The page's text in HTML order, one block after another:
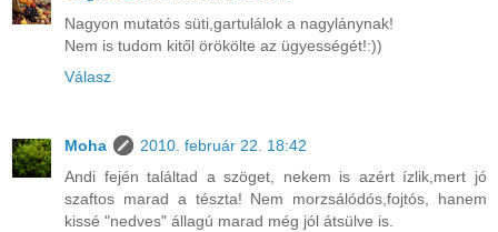
Nagyon mutatós süti,gartulálok a nagylánynak!
Nem is tudom kitől örökölte az ügyességét!:))
Válasz
Moha
2010. február 22. 18:42
Andi fején találtad a szöget, nekem is azért ízlik,mert jó
szaftos marad a tészta! Nem morzsálódós,fojtós, hanem
kissé "nedves" állagú marad még jól átsülve is.